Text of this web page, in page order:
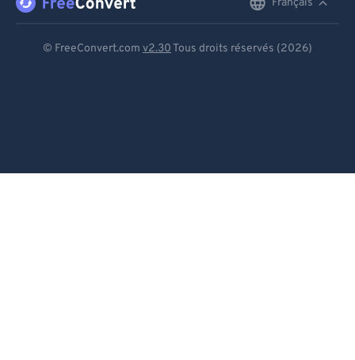
Français
© FreeConvert.com v2.30 Tous droits réservés (2026)